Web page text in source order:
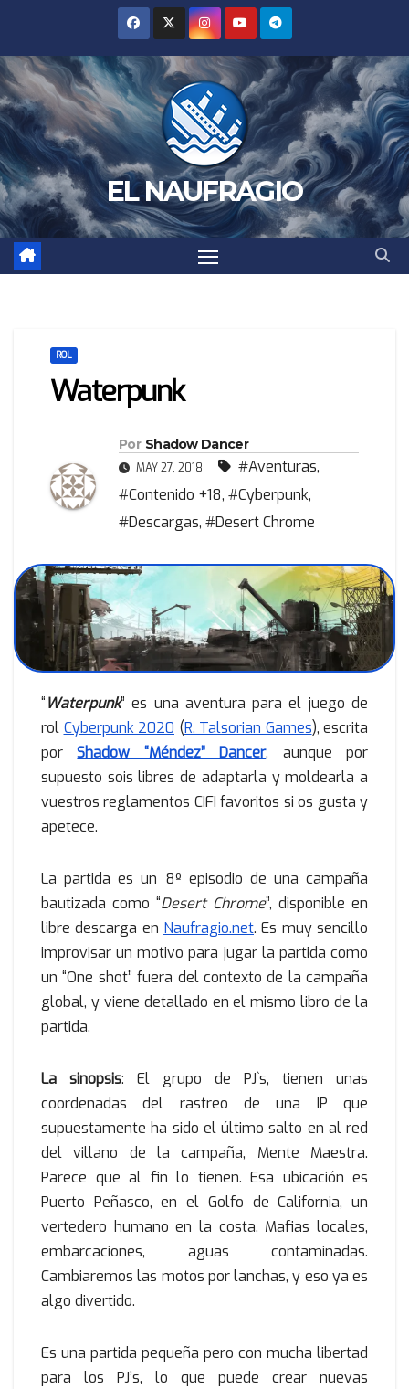
contenido
EL NAUFRAGIO
ROL
Waterpunk
Por Shadow Dancer
MAY 27, 2018 #Aventuras,
#Contenido +18, #Cyberpunk,
#Descargas, #Desert Chrome
“Waterpunk” es una aventura para el juego de
rol Cyberpunk 2020 (R. Talsorian Games), escrita
porShadow “Méndez” Dancer, aunque por
supuesto sois libres de adaptarla y moldearla a
vuestros reglamentos CIFI favoritos si os gusta y
apetece.
La partida es un 8º episodio de una campaña
bautizada como “Desert Chrome”, disponible en
libre descarga en Naufragio.net. Es muy sencillo
improvisar un motivo para jugar la partida como
un “One shot” fuera del contexto de la campaña
global, y viene detallado en el mismo libro de la
partida.
La sinopsis: El grupo de PJ`s, tienen unas
coordenadas del rastreo de una IP que
supuestamente ha sido el último salto en al red
del villano de la campaña, Mente Maestra.
Parece que al fin lo tienen. Esa ubicación es
Puerto Peñasco, en el Golfo de California, un
vertedero humano en la costa. Mafias locales,
embarcaciones, aguas contaminadas.
Cambiaremos las motos por lanchas, y eso ya es
algo divertido.
Es una partida pequeña pero con mucha libertad
para los PJ’s, lo que puede crear nuevas